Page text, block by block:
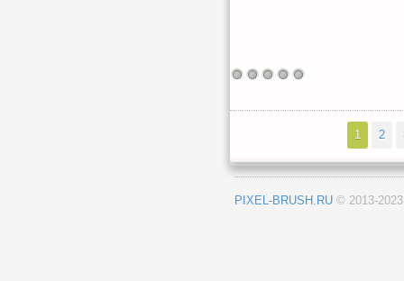
1 2
PIXEL-BRUSH.RU © 2013-